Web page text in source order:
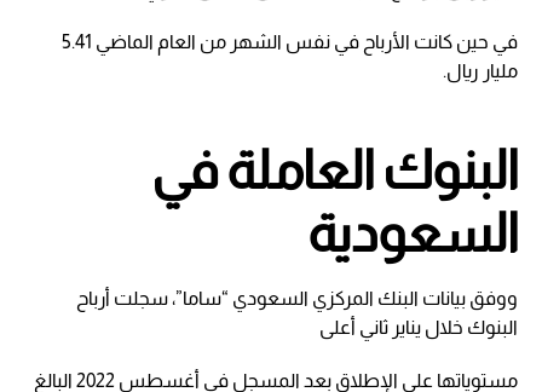
في حين كانت الأرباح في نفس الشهر من العام الماضي 5.41
مليار ريال.
البنوك العاملة في
السعودية
ووفق بيانات البنك المركزي السعودي “ساما”، سجلت أرباح
البنوك خلال يناير ثاني أعلى
مستوياتها على الإطلاق بعد المسجل في أغسطس 2022 البالغ